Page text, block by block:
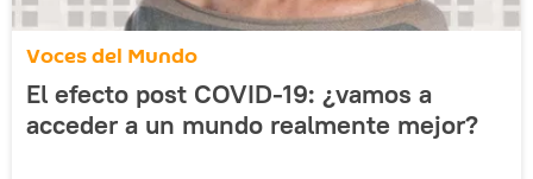
Voces del Mundo
El efecto post COVID-19: ¿vamos a
acceder a un mundo realmente mejor?